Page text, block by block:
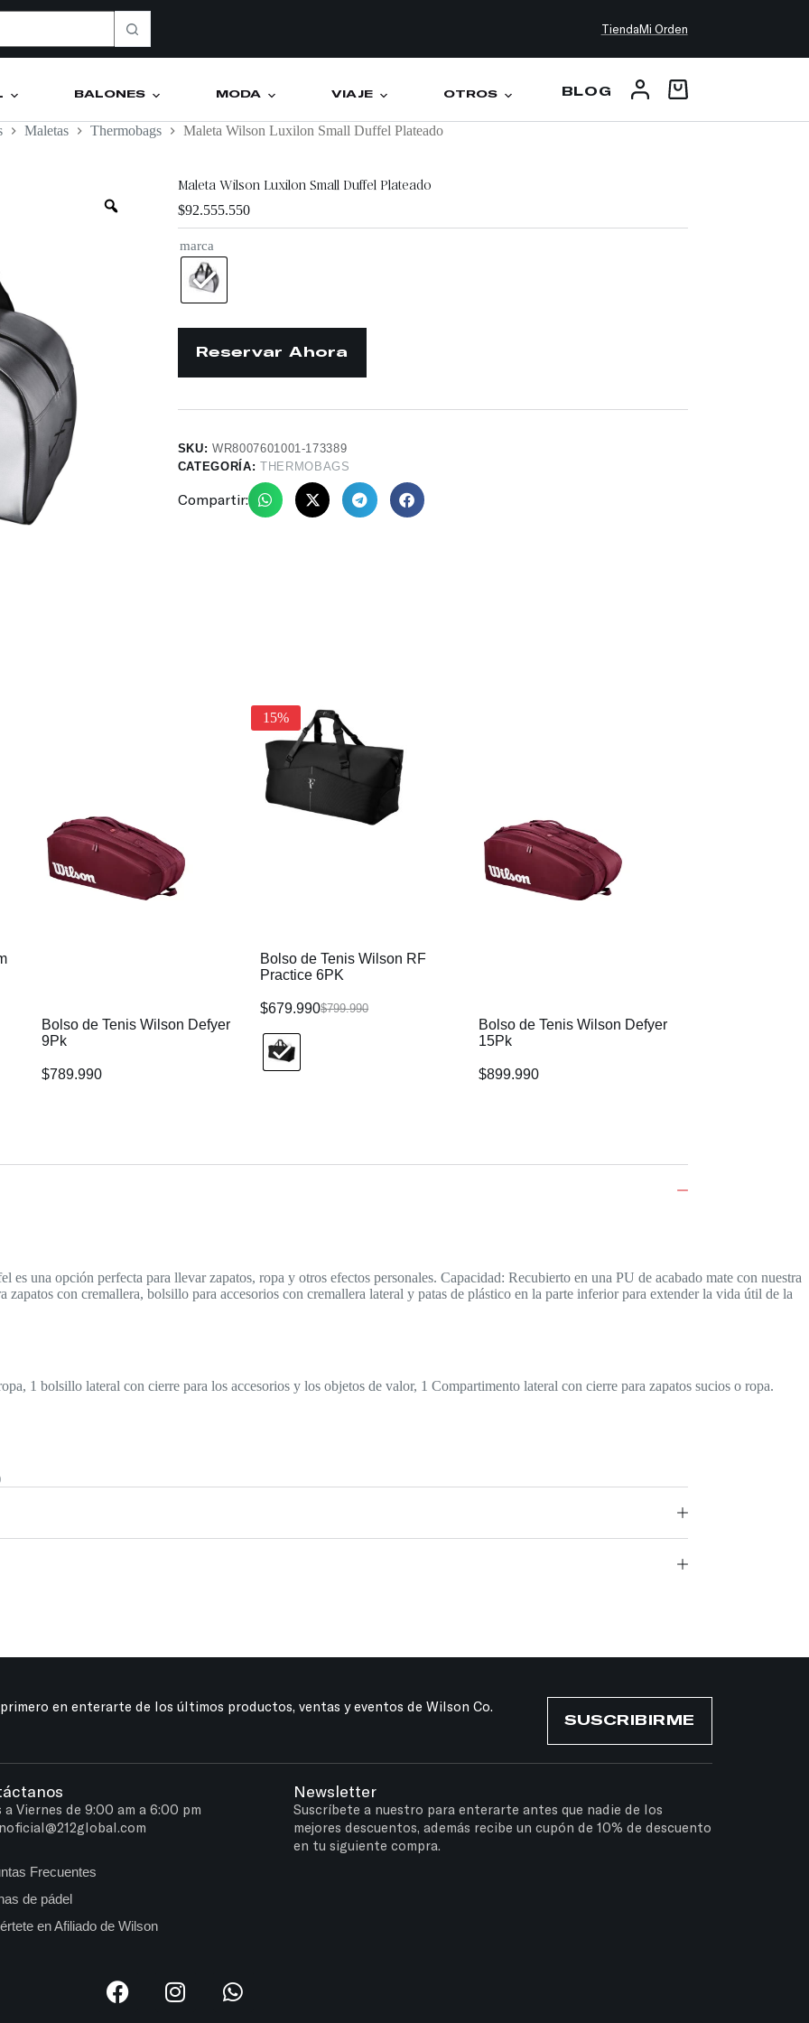
TiendaMi Orden
BALONES MODA VIAJE OTROS BLOG
Maletas Thermobags Maleta Wilson Luxilon Small Duffel Plateado
Maleta Wilson Luxilon Small Duffel Plateado
$92.555.550
marca
SKU:WR8007601001-173389
CATEGORÍA: THERMOBAGS
Compartir:
Bolso de Tenis Wilson Defyer
9Pk
$789.990
15%
Bolso de Tenis Wilson RF
Practice 6PK
$799.990
$679.990
Bolso de Tenis Wilson Defyer
15Pk
$899.990
una opción perfecta para llevar zapatos, ropa y otros efectos personales. Capacidad: Recubierto en una PU de acabado mate con nuestra
con cremallera, bolsillo para accesorios con cremallera lateral y patas de plástico en la parte inferior para extender la vida útil de la
1 bolsillo lateral con cierre para los accesorios y los objetos de valor, 1 Compartimento lateral con cierre para zapatos sucios o ropa.
en enterarte de los últimos productos, ventas y eventos de Wilson Co.
SUSCRIBIRME
a Viernes de 9:00 am a 6:00 pm
Frecuentes
de pádel
en Afiliado de Wilson
Newsletter
Suscríbete a nuestro para enterarte antes que nadie de los
mejores descuentos, además recibe un cupón de 10% de descuento
en tu siguiente compra.